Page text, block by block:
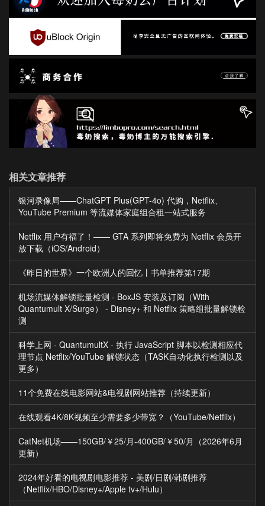
相关文章推荐
银河录像局——ChatGPT Plus(GPT-4o) 代购，Netflix、
YouTube Premium 等流媒体家庭组合租一站式服务
Netflix 用户有福了！—— GTA 系列即将免费为 Netflix 会员开
放下载（iOS/Android）
《昨日的世界》一个欧洲人的回忆丨书单推荐第17期
机场流媒体解锁批量检测 - BoxJS 安装及订阅（With
Quantumult X/Surge） - Disney+ 和 Netflix 策略组批量解锁检
测
科学上网 - QuantumultX - 执行 JavaScript 脚本以检测相应代
理节点 Netflix/YouTube 解锁状态（TASK自动化执行检测以及
更多）
11个免费在线电影网站&电视剧网站推荐（持续更新）
在线观看4K/8K视频至少需要多少带宽？（YouTube/Netflix）
CatNet机场——150GB/￥25/月-400GB/￥50/月（2026年6月
更新）
2024年好看的电视剧电影推荐 - 美剧/日剧/韩剧推荐
（Netflix/HBO/Disney+/Apple tv+/Hulu）